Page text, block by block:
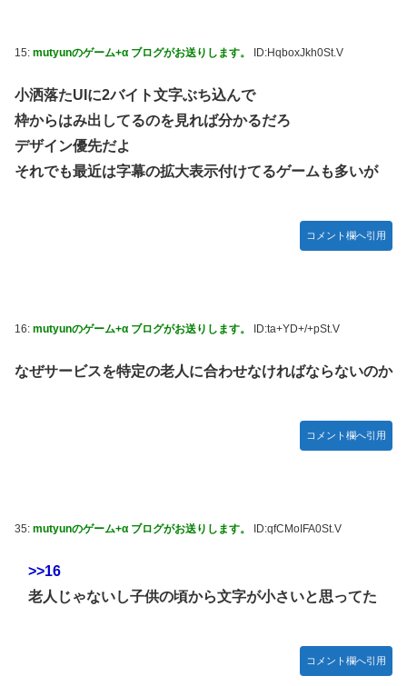
15: mutyunのゲーム+α ブログがお送りします。 ID:HqboxJkh0St.V
小洒落たUIに2バイト文字ぶち込んで
枠からはみ出してるのを見れば分かるだろ
デザイン優先だよ
それでも最近は字幕の拡大表示付けてるゲームも多いが
コメント欄へ引用
16: mutyunのゲーム+α ブログがお送りします。 ID:ta+YD+/+pSt.V
なぜサービスを特定の老人に合わせなければならないのか
コメント欄へ引用
35: mutyunのゲーム+α ブログがお送りします。 ID:qfCMoIFA0St.V
>>16
老人じゃないし子供の頃から文字が小さいと思ってた
コメント欄へ引用